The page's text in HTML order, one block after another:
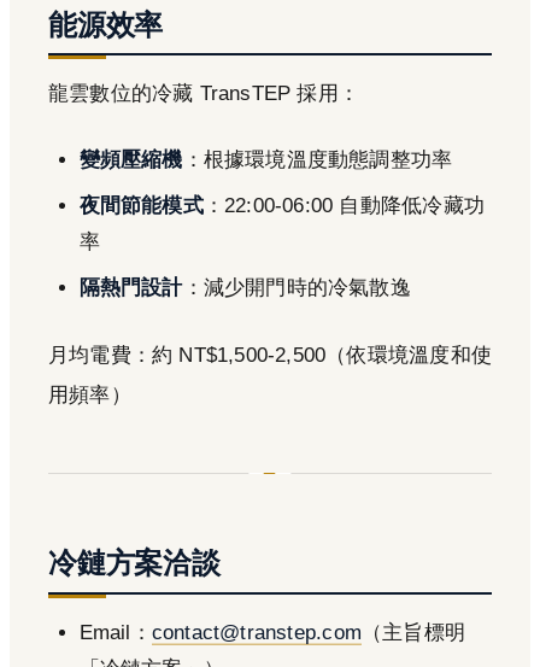
能源效率
龍雲數位的冷藏 TransTEP 採用：
變頻壓縮機 ：根據環境溫度動態調整功率
夜間節能模式：22:00-06:00 自動降低冷藏功
率
隔熱門設計：減少開門時的冷氣散逸
月均電費：約 NT$1,500-2,500（依環境溫度和使
用頻率）
冷鏈方案洽談
Email： contact@transtep.com （主旨標明